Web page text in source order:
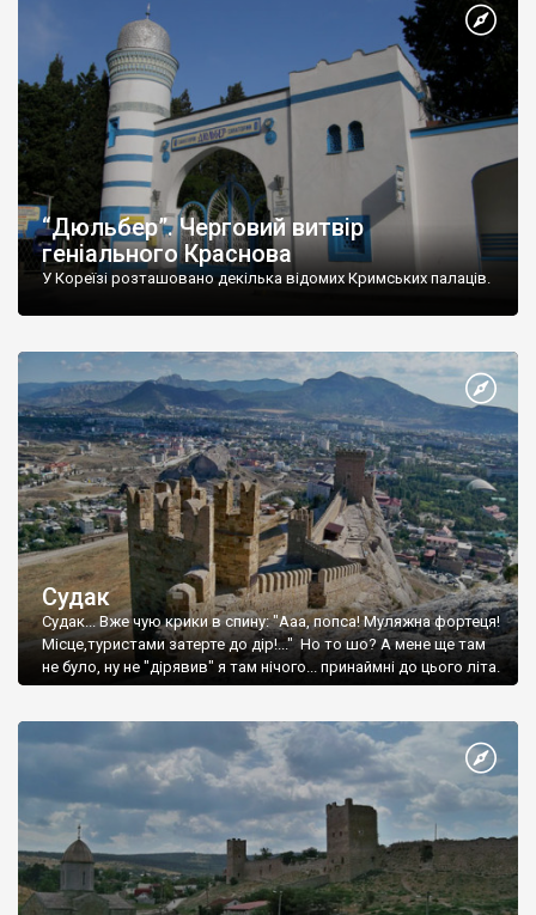
“Дюльбер”. Черговий витвір
геніального Краснова
У Кореїзі розташовано декілька відомих Кримських палаців.
Судак
Судак... Вже чую крики в спину: "Ааа, попса! Муляжна фортеця!
Місце,туристами затерте до дір!..." Но то шо? А мене ще там
не було, ну не "дірявив" я там нічого... принаймні до цього літа.